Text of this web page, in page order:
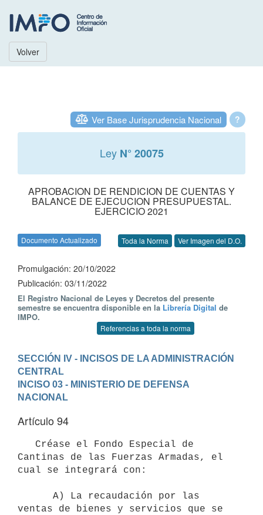
Volver
?
Ver Base Jurisprudencia Nacional
Ley N° 20075
APROBACION DE RENDICION DE CUENTAS Y
BALANCE DE EJECUCION PRESUPUESTAL.
EJERCICIO 2021
Documento Actualizado Toda la Norma Ver Imagen del D.O.
Promulgación: 20/10/2022
Publicación: 03/11/2022
El Registro Nacional de Leyes y Decretos del presente
semestre se encuentra disponible en la Librería Digital de
IMPO.
Referencias a toda la norma
SECCIÓN IV - INCISOS DE LA ADMINISTRACIÓN
CENTRAL
INCISO 03 - MINISTERIO DE DEFENSA
NACIONAL
Artículo 94
Cantinas de las Fuerzas Armadas, el
cual se integrará con:
ventas de bienes y servicios que se